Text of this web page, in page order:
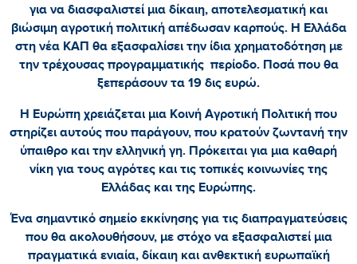
για να διασφαλιστεί μια δίκαιη, αποτελεσματική και
βιώσιμη αγροτική πολιτική απέδωσαν καρπούς. Η Ελλάδα
στη νέα ΚΑΠ θα εξασφαλίσει την ίδια χρηματοδότηση με
την τρέχουσας προγραμματικής περίοδο. Ποσά που θα
ξεπεράσουν τα 19 δις ευρώ.
Η Ευρώπη χρειάζεται μια Κοινή Αγροτική Πολιτική που
στηρίζει αυτούς που παράγουν, που κρατούν ζωντανή την
ύπαιθρο και την ελληνική γη. Πρόκειται για μια καθαρή
νίκη για τους αγρότες και τις τοπικές κοινωνίες της
Ελλάδας και της Ευρώπης.
Ένα σημαντικό σημείο εκκίνησης για τις διαπραγματεύσεις
που θα ακολουθήσουν, με στόχο να εξασφαλιστεί μια
πραγματικά ενιαία, δίκαιη και ανθεκτική ευρωπαϊκή